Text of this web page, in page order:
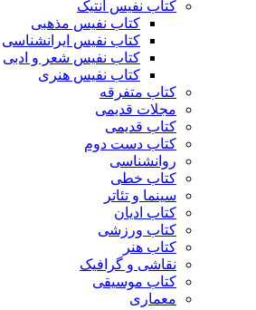
کتاب نفیس آنتیک
کتاب نفیس مذهبی
کتاب نفیس ایرانشناسی
کتاب نفیس شعر و ادبی
کتاب نفیس هنری
کتاب متفرقه
مجلات قدیمی
کتاب قدیمی
کتاب دست دوم
روانشناسی
کتاب خطی
سینما و تئاتر
کتاب ادیان
کتاب ورزشی
کتاب هنر
نقاشی و گرافیک
کتاب موسیقی
معماری